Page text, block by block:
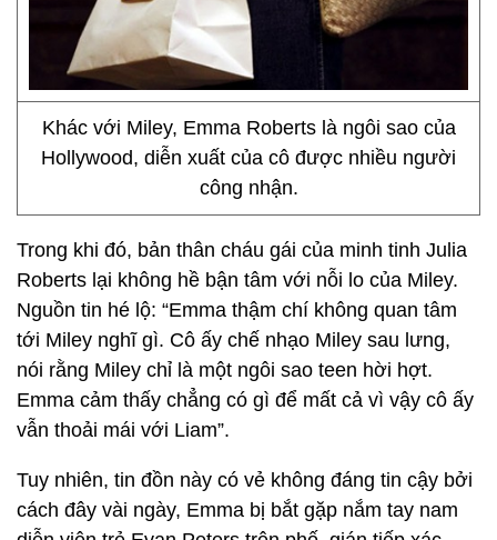
Khác với Miley, Emma Roberts là ngôi sao của
Hollywood, diễn xuất của cô được nhiều người
công nhận.
Trong khi đó, bản thân cháu gái của minh tinh Julia
Roberts lại không hề bận tâm với nỗi lo của Miley.
Nguồn tin hé lộ: “Emma thậm chí không quan tâm
tới Miley nghĩ gì. Cô ấy chế nhạo Miley sau lưng,
nói rằng Miley chỉ là một ngôi sao teen hời hợt.
Emma cảm thấy chẳng có gì để mất cả vì vậy cô ấy
vẫn thoải mái với Liam”.
Tuy nhiên, tin đồn này có vẻ không đáng tin cậy bởi
cách đây vài ngày, Emma bị bắt gặp nắm tay nam